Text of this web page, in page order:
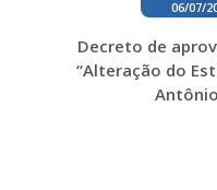
06/07/
Decreto de
“Alteração do